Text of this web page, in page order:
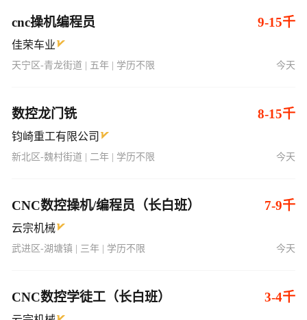
cnc操机编程员 9-15千
佳荣车业
天宁区-青龙街道 | 五年 | 学历不限 今天
数控龙门铣 8-15千
钧崎重工有限公司
新北区-魏村街道 | 二年 | 学历不限 今天
CNC数控操机/编程员（长白班） 7-9千
云宗机械
武进区-湖塘镇 | 三年 | 学历不限 今天
CNC数控学徒工（长白班） 3-4千